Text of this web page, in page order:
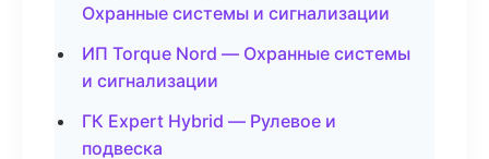
Охранные системы и сигнализации
ИП Torque Nord — Охранные системы
и сигнализации
ГК Expert Hybrid — Рулевое и
подвеска